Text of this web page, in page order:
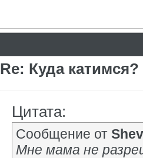
Re: Куда катимся?
Цитата:
Сообщение от
Мне мама не